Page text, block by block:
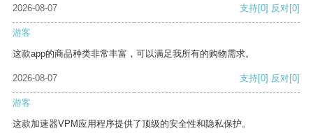
2026-08-07
支持[0] 反对[0]
游客
这款app的商品种类非常丰富，可以满足我所有的购物需求。
2026-08-07 支持[0] 反对[0]
游客
这款加速器VPM应用程序提供了顶级的安全性和隐私保护。